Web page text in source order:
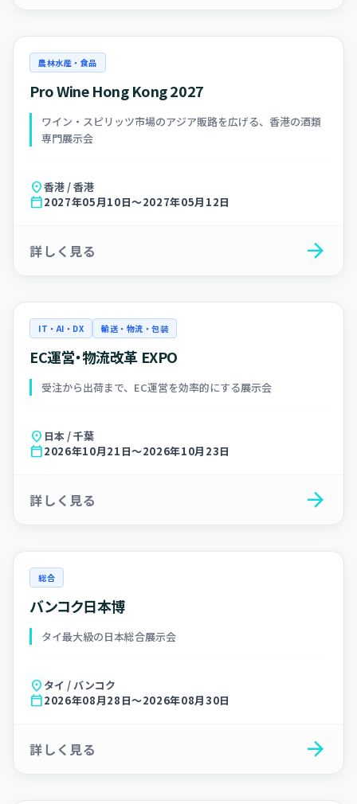
農林水産・食品
Pro Wine Hong Kong 2027
ワイン・スピリッツ市場のアジア販路を広げる、香港の酒類
専門展示会
location_on香港 / 香港
calendar_today2027年05月10日～2027年05月12日
詳しく見る arrow_forward
IT・AI・DX 輸送・物流・包装
EC運営・物流改革 EXPO
受注から出荷まで、EC運営を効率的にする展示会
location_on 日本 / 千葉
calendar_today2026年10月21日～2026年10月23日
詳しく見る arrow_forward
総合
バンコク日本博
タイ最大級の日本総合展示会
location_on タイ / バンコク
calendar_today2026年08月28日～2026年08月30日
詳しく見る arrow_forward